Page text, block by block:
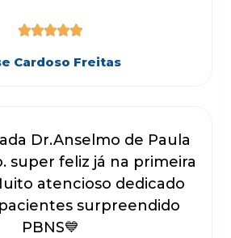

Cardoso Freitas
Dr.Anselmo de Paula
super feliz já na primeira
atencioso dedicado
surpreendido
PBNS💙